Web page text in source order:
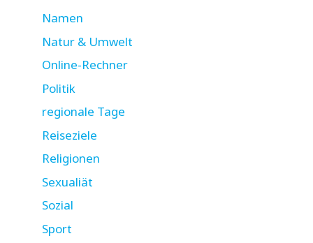
Namen
Natur & Umwelt
Online-Rechner
Politik
regionale Tage
Reiseziele
Religionen
Sexualiät
Sozial
Sport